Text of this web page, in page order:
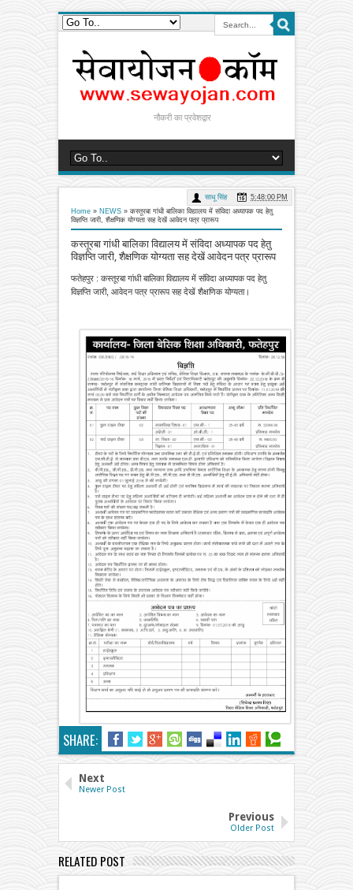
नौकरी का प्रवेशद्वार
Home » NEWS » कस्तूरबा गांधी बालिका विद्यालय में संविदा अध्यापक पद हेतु
विज्ञप्ति जारी, शैक्षणिक योग्यता सह देखें आवेदन पत्र प्रारूप
कस्तूरबा गांधी बालिका विद्यालय में संविदा अध्यापक पद हेतु
विज्ञप्ति जारी, शैक्षणिक योग्यता सह देखें आवेदन पत्र प्रारूप
साधू सिंह 5:48:00 PM
फतेहपुर : कस्तूरबा गांधी बालिका विद्यालय में संविदा अध्यापक पद हेतु
विज्ञप्ति जारी, आवेदन पत्र प्रारूप सह देखें शैक्षणिक योग्यता।
SHARE:
Next
Newer Post
Previous
Older Post
RELATED POST